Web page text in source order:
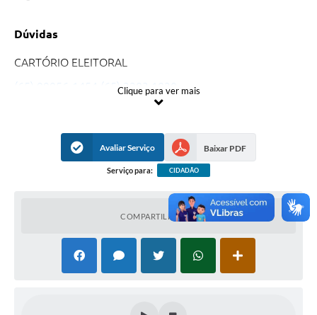
Dúvidas
CARTÓRIO ELEITORAL
(65) 99956-1454 (65) 3283 1820
@ouvidoria.municipal.75
AVENIDA DOS OITIS CENTRO DE CONQUISTA D'OESTE -
Clique para ver mais
Avaliar Serviço Baixar PDF
Serviço para: CIDADÃO
COMPARTILHAR